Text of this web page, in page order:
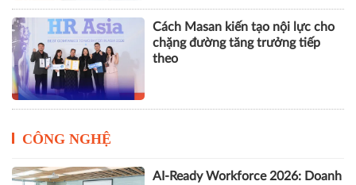
Cách Masan kiến tạo nội lực cho
chặng đường tăng trưởng tiếp
theo
CÔNG NGHỆ
AI-Ready Workforce 2026: Doanh